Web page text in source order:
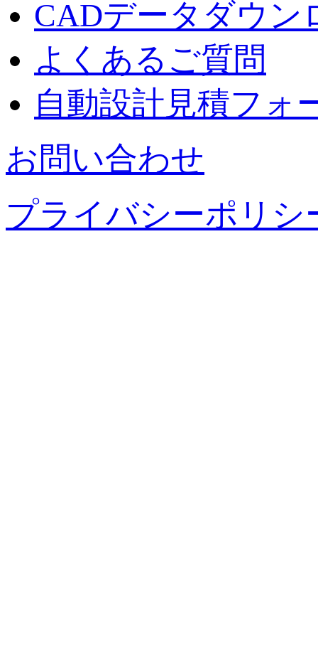
CADデータダウン
よくあるご質問
自動設計見積フォ
お問い合わせ
プライバシーポリシ